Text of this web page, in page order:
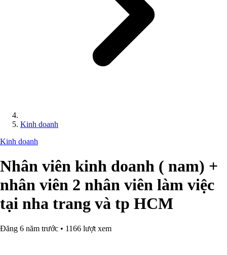
Kinh doanh
Kinh doanh
Nhân viên kinh doanh ( nam) +
nhân viên 2 nhân viên làm việc
tại nha trang và tp HCM
Đăng 6 năm trước • 1166 lượt xem